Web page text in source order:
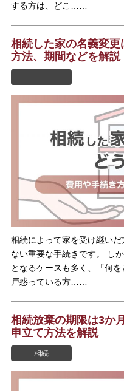
する方は、どこ……
相続した家の名義変
方法、期間などを解説
相続によって家を受け継い
ない重要な手続きです。 し
となるケースも多く、「何
戸惑っている方……
相続放棄の期限は3か
申立て方法を解説
相続